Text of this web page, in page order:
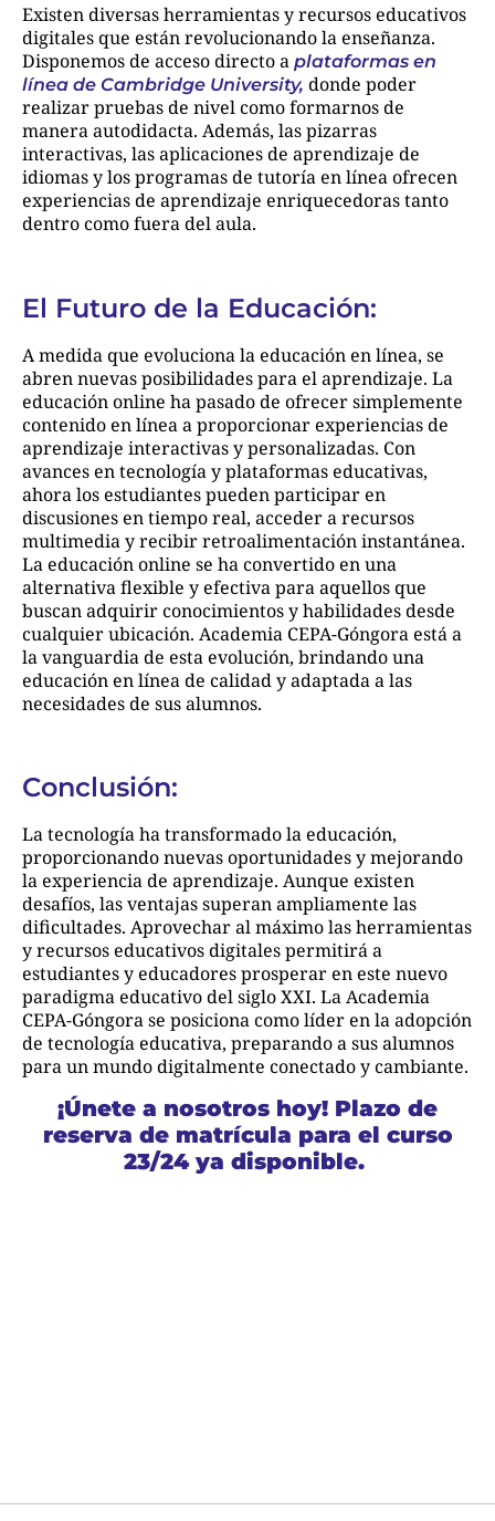
Existen diversas herramientas y recursos educativos
digitales que están revolucionando la enseñanza.
Disponemos de acceso directo a plataformas en
línea de Cambridge University, donde poder
realizar pruebas de nivel como formarnos de
manera autodidacta. Además, las pizarras
interactivas, las aplicaciones de aprendizaje de
idiomas y los programas de tutoría en línea ofrecen
experiencias de aprendizaje enriquecedoras tanto
dentro como fuera del aula.
El Futuro de la Educación:
A medida que evoluciona la educación en línea, se
abren nuevas posibilidades para el aprendizaje. La
educación online ha pasado de ofrecer simplemente
contenido en línea a proporcionar experiencias de
aprendizaje interactivas y personalizadas. Con
avances en tecnología y plataformas educativas,
ahora los estudiantes pueden participar en
discusiones en tiempo real, acceder a recursos
multimedia y recibir retroalimentación instantánea.
La educación online se ha convertido en una
alternativa flexible y efectiva para aquellos que
buscan adquirir conocimientos y habilidades desde
cualquier ubicación. Academia CEPA-Góngora está a
la vanguardia de esta evolución, brindando una
educación en línea de calidad y adaptada a las
necesidades de sus alumnos.
Conclusión:
La tecnología ha transformado la educación,
proporcionando nuevas oportunidades y mejorando
la experiencia de aprendizaje. Aunque existen
desafíos, las ventajas superan ampliamente las
dificultades. Aprovechar al máximo las herramientas
y recursos educativos digitales permitirá a
estudiantes y educadores prosperar en este nuevo
paradigma educativo del siglo XXI. La Academia
CEPA-Góngora se posiciona como líder en la adopción
de tecnología educativa, preparando a sus alumnos
para un mundo digitalmente conectado y cambiante.
¡Únete a nosotros hoy! Plazo de
reserva de matrícula para el curso
23/24 ya disponible.